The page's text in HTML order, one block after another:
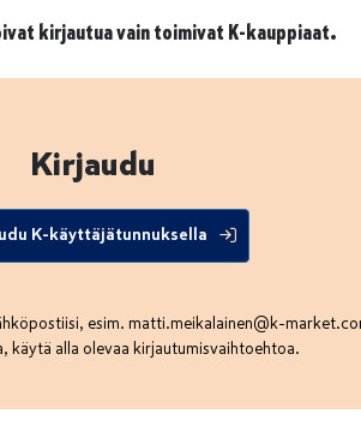
kirjautua vain toimivat K-kauppiaat.
Kirjaudu
K-käyttäjätunnuksella
esim. matti.meikalainen@k-
käytä alla olevaa kirjautumisvaihtoehtoa.